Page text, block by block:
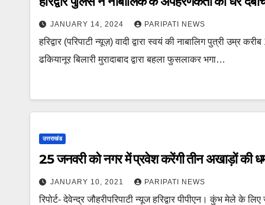
JANUARY 14, 2024 PARIPATI NEWS
हरिद्वार (परिपाटी न्यूज़) वादी द्वारा स्वयं की नाबालिग पुत्री उम्र
ढकियानूर बिलारी मुरादाबाद द्वारा बहला फुसलाकर भगा…
उत्तराखंड
25 जनवरी को नगर में प्रवेश करेंगी तीन अखाड़ों की
JANUARY 10, 2021 PARIPATI NEWS
रिपोर्ट- देवेन्द्र जौहरीपरिपाटी न्यूज हरिद्वार पीपीएन। कुंभ मेले